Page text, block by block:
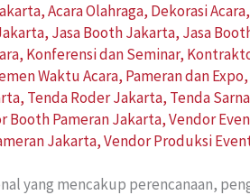
,Acara Olahraga, Dekorasi Acara,
, Jasa Booth Jakarta, Jasa
, Konferensi dan Seminar,
Waktu Acara, Pameran dan Expo,
, Tenda Roder Jakarta, Tenda
Booth Pameran Jakarta,Vendor
Jakarta,Vendor Produksi
yang mencakup perencanaan,